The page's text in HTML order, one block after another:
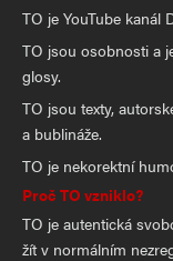
TO je YouTube kanál
TO jsou osobnosti a
glosy.
TO jsou texty,
a bublináže.
TO je nekorektní
Proč TO vzniklo?
TO je autentická
žít v normálním